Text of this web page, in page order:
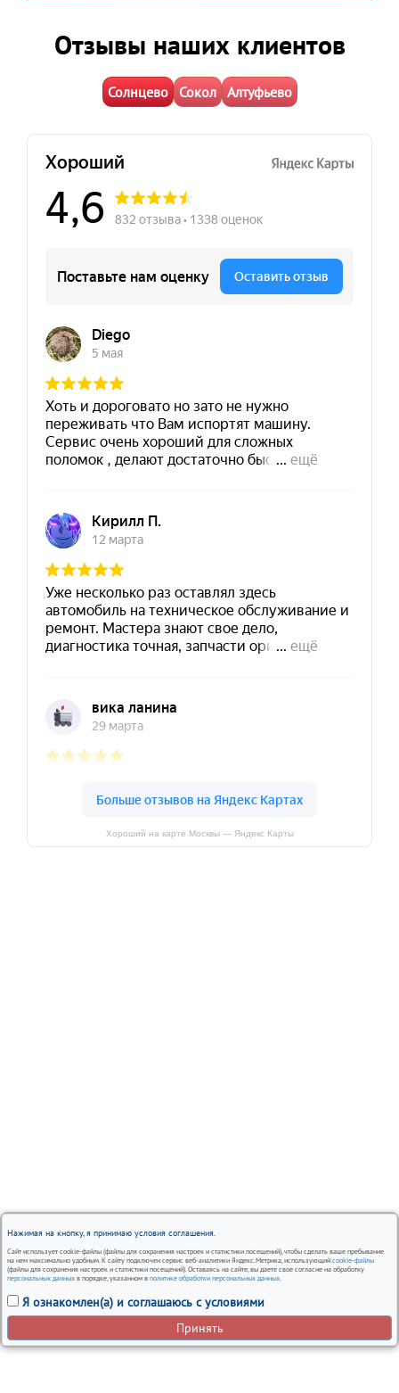
Нажимая на кнопку, я принимаю условия соглашения.
Сайт использует cookie-файлы (файлы для сохранения настроек и статистики посещений), чтобы сделать ваше пребывание
на нем максимально удобным. К сайту подключен сервис веб-аналитики Яндекс.Метрика, использующий cookie-файлы
(файлы для сохранения настроек и статистики посещений). Оставаясь на сайте, вы даете свое согласие на обработку
персональных данных в порядке, указанном в политике обработки персональных данных.
Я ознакомлен(а) и соглашаюсь с условиями
Принять
Отзывы наших клиентов
Солнцево Сокол Алтуфьево
Хороший на карте Москвы — Яндекс Карты